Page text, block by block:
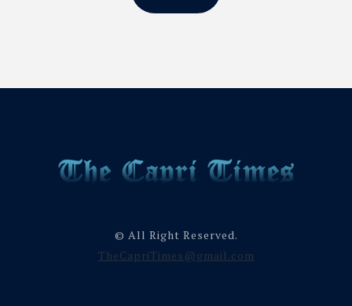
© All Right Reserved.
TheCapriTimes@gmail.com